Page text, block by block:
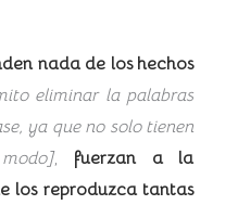
nada de los hechos
eliminar la palabras
ya que no solo tienen
, fuerzan a la
los reproduzca tantas